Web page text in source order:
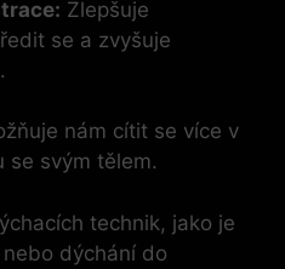
Zlepšuje
se a zvyšuje
nám cítit se více v
se svým tělem.
technik, jako je
dýchání do